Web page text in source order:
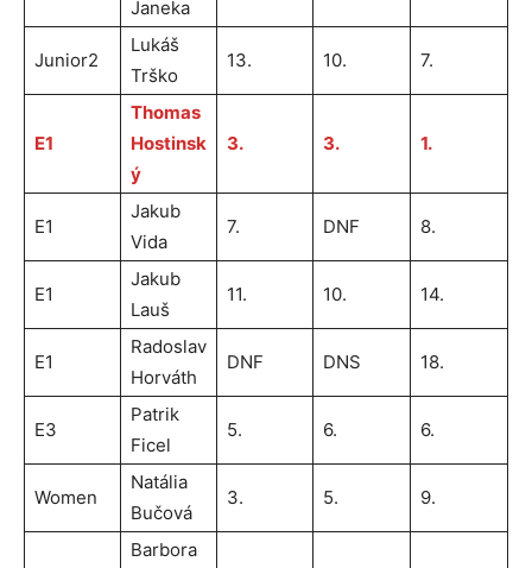
Janeka
Junior2
Lukáš
Trško
13. 10. 7.
E1
Thomas
Hostinsk
ý
3. 3. 1.
E1
Jakub
Vida
7. DNF 8.
E1
Jakub
Lauš
11. 10. 14.
E1
Radoslav
Horváth
DNF DNS 18.
E3
Patrik
Ficel
5. 6. 6.
Women
Natália
Bučová
3. 5. 9.
Barbora